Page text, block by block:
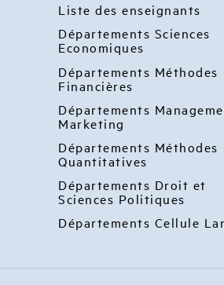
Liste des enseignants
Départements Sciences
Economiques
Départements Méthodes
Financières
Départements
Marketing
Départements Méthodes
Quantitatives
Départements Droit et
Sciences Politiques
Départements Cellule